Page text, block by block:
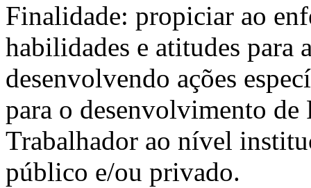
Finalidade: propiciar ao
habilidades e atitudes para
desenvolvendo ações
para o desenvolvimento de
Trabalhador ao nível
público e/ou privado.